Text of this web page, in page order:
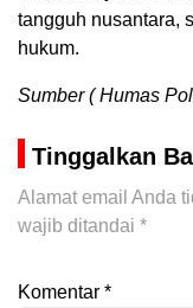
tangguh nusantara,
hukum.
Sumber ( Humas
Tinggalkan
Alamat email Anda
wajib ditandai *
Komentar *